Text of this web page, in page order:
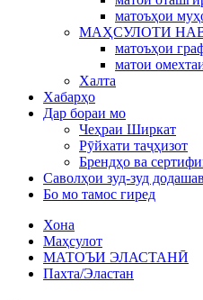
матоъҳои
МАҲСУЛОТИ
матоъҳои
матои
Халта
Хабарҳо
Дар бораи мо
Чеҳраи Ширкат
Рӯйхати таҷҳизот
Брендҳо ва
Саволҳои зуд-зуд
Бо мо тамос гиред
Хона
Маҳсулот
МАТОЪИ ЭЛАСТАНӢ
Пахта/Эластан